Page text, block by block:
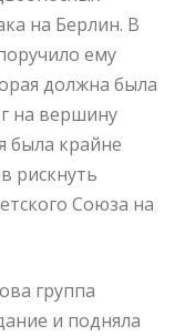
на Берлин. В
ему
должна была
на вершину
была крайне
рискнуть
Союза на
группа
и подняла